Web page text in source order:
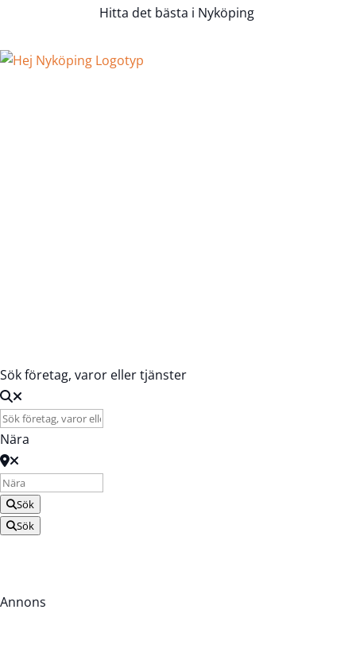
Hitta det bästa i Nyköping
Sök företag, varor eller tjänster
Nära
Sök
Sök
Annons